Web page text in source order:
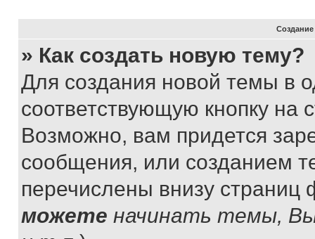
» Как создать новую тему?
Для создания новой темы в
соответствующую кнопку
Возможно, вам придется
сообщения, или созданием
перечислены внизу
можете начинать темы,